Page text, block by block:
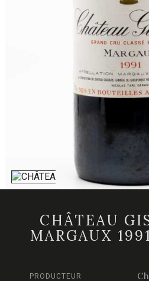
CHÂTEAU
MARGAUX
PRODUCTEUR